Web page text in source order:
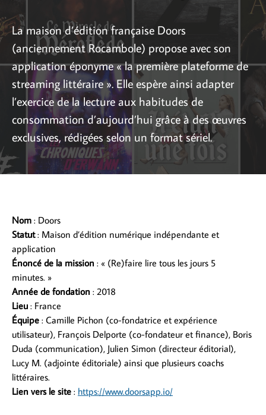
La maison d’édition française Doors
(anciennement Rocambole) propose avec son
application éponyme « la première plateforme de
streaming littéraire ». Elle espère ainsi adapter
l’exercice de la lecture aux habitudes de
consommation d’aujourd’hui grâce à des œuvres
exclusives, rédigées selon un format sériel.
Nom : Doors
Statut: Maison d’édition numérique indépendante et
application
Énoncé de la mission : « (Re)faire lire tous les jours 5
minutes. »
Année de fondation : 2018
Lieu : France
Équipe : Camille Pichon (co-fondatrice et expérience
utilisateur), François Delporte (co-fondateur et finance), Boris
Duda (communication), Julien Simon (directeur éditorial),
Lucy M. (adjointe éditoriale) ainsi que plusieurs coachs
littéraires.
Lien vers le site : https://www.doorsapp.io/